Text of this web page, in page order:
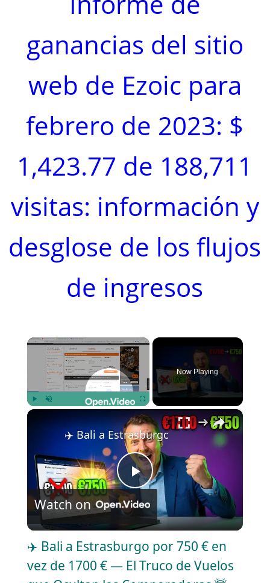
ganancias del sitio
web de Ezoic para
febrero de 2023: $
1,423.77 de 188,711
visitas: información y
desglose de los flujos
de ingresos
×
Unmute Fullscreen
Now Playing
×
P
l
a
✈️ Bali a Estrasburgo por 750 € en vez
Watch on
✈️ Bali a Estrasburgo por 750 € en
vez de 1700 € — El Truco de Vuelos